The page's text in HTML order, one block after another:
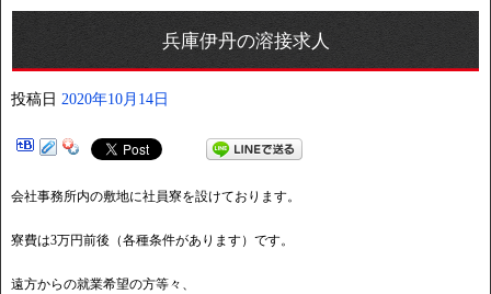
兵庫伊丹の溶接求人
投稿日 2020年10月14日
会社事務所内の敷地に社員寮を設けております。
寮費は3万円前後（各種条件があります）です。
遠方からの就業希望の方等々、